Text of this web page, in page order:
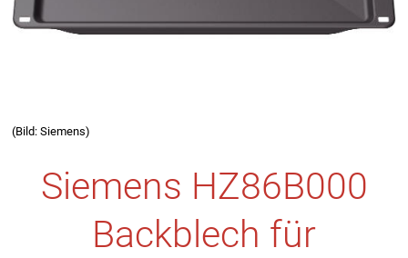
(Bild: Siemens)
Siemens HZ86B000
Backblech für